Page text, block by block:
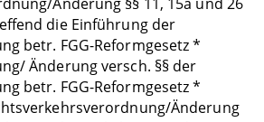
die Einführung der
betr. FGG-Reformgesetz *
Änderung versch. §§ der
betr. FGG-Reformgesetz *
Änderung